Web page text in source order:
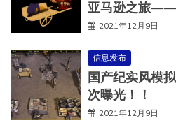
亚马逊之旅——
2021年12月9日
信息发布
国产纪实风模
次曝光！！
2021年12月9日